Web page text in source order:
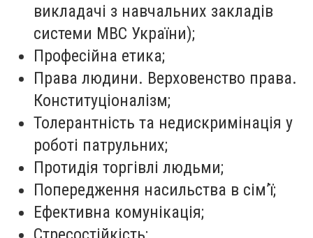
викладачі з навчальних закладів
системи МВС України);
Професійна етика;
Права людини. Верховенство права.
Конституціоналізм;
Толерантність та недискримінація у
роботі патрульних;
Протидія торгівлі людьми;
Попередження насильства в сім’ї;
Ефективна комунікація;